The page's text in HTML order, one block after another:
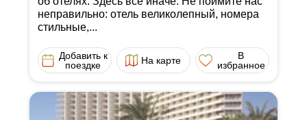
неправильно: отель великолепный, номера
стильные,...
Добавить к
поездке
На карте
В
избранное